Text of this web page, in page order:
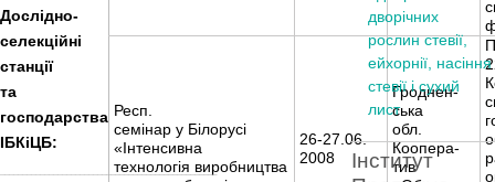
Респ.
семінар у Білорусі
«Інтенсивна
технологія виробництва
26-27.06.
2008
Гроднен-
ська
обл.
Коопера-
тив
Дослідно-
селекційні
станції
та
господарства
ІБКіЦБ:
___________________________
дворічних
рослин стевії,
ейхорнії, насіння
стевії і сухий
лист
Інститут